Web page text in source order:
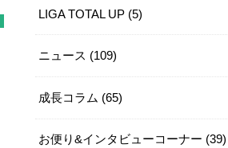
LIGA TOTAL UP (5)
ニュース (109)
成長コラム (65)
お便り&インタビューコーナー (39)